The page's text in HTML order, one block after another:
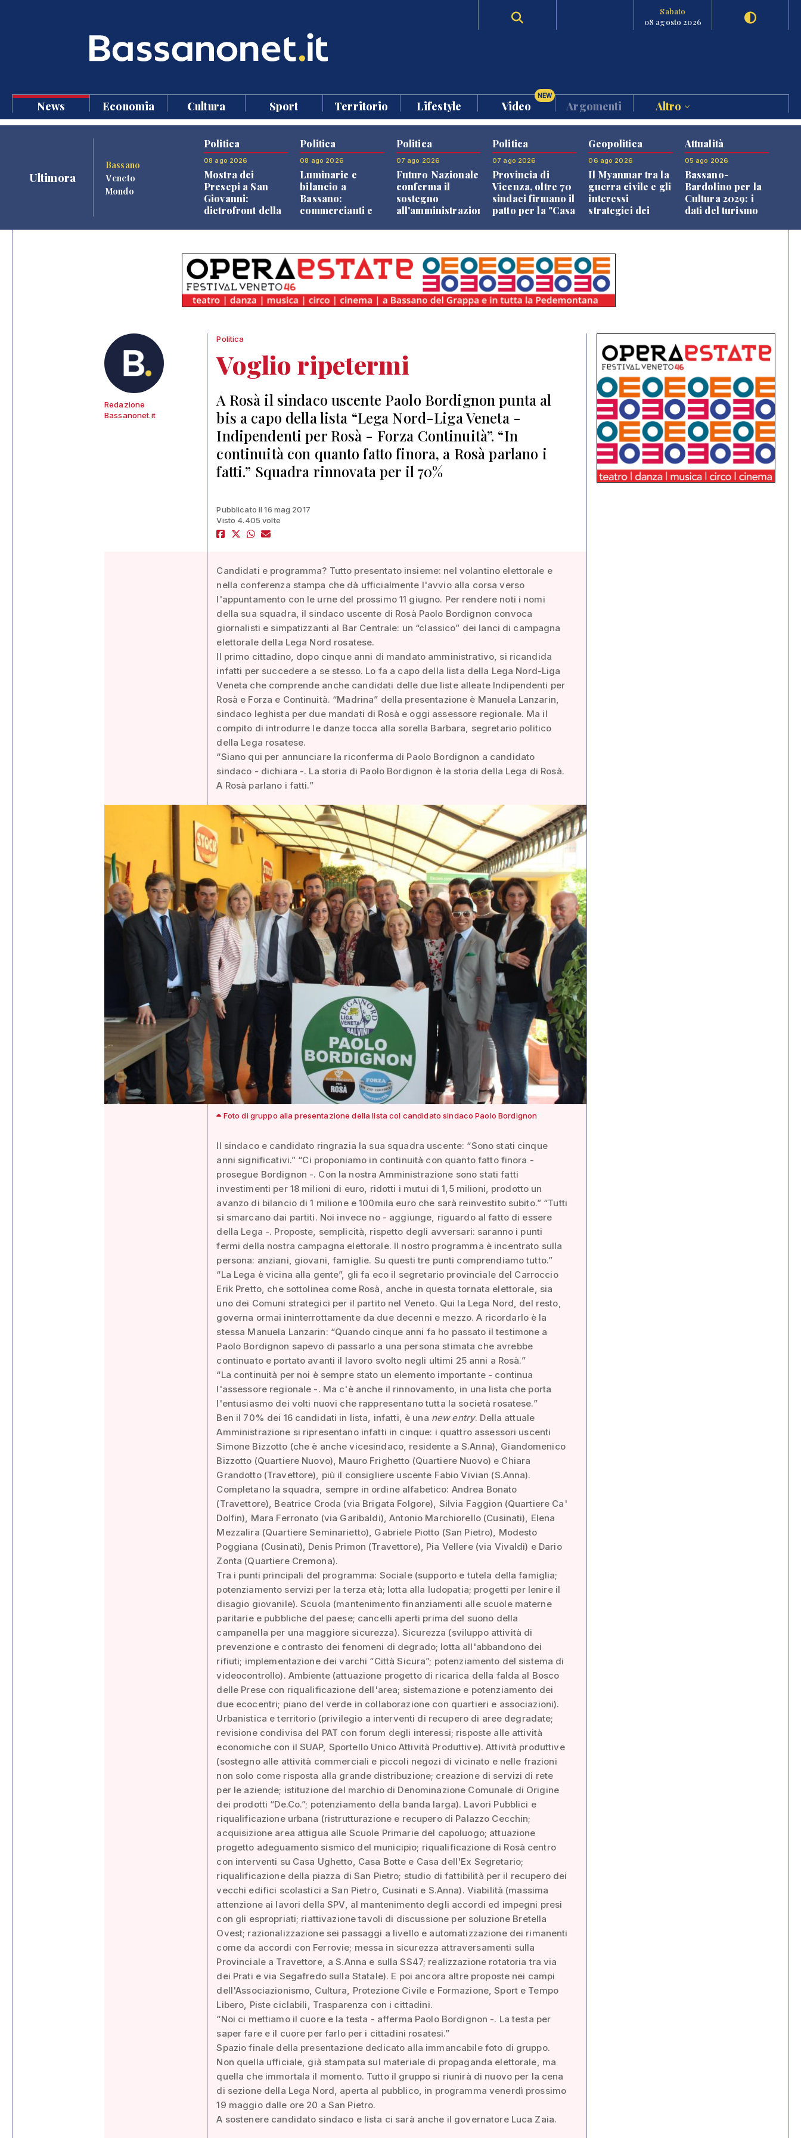
Sabato
08 agosto 2026
News Economia Cultura Sport Territorio Lifestyle Video
NEW
Argomenti Altro
Ultimora
Bassano
Veneto
Mondo
Politica
08 ago 2026
Mostra dei
Presepi a San
Giovanni:
dietrofront della
Politica
08 ago 2026
Luminarie e
bilancio a
Bassano:
commercianti e
Politica
07 ago 2026
Futuro Nazionale
conferma il
sostegno
all'amministrazione
Politica
07 ago 2026
Provincia di
Vicenza, oltre 70
sindaci firmano il
patto per la "Casa
Geopolitica
06 ago 2026
Il Myanmar tra la
guerra civile e gli
interessi
strategici dei
Attualità
05 ago 2026
Bassano-
Bardolino per la
Cultura 2029: i
dati del turismo
Redazione
Bassanonet.it
Politica
Voglio ripetermi
A Rosà il sindaco uscente Paolo Bordignon punta al
bis a capo della lista “Lega Nord-Liga Veneta -
Indipendenti per Rosà - Forza Continuità”. “In
continuità con quanto fatto finora, a Rosà parlano i
fatti.” Squadra rinnovata per il 70%
Pubblicato il 16 mag 2017
Visto 4.405 volte
Candidati e programma? Tutto presentato insieme: nel volantino elettorale e
nella conferenza stampa che dà ufficialmente l'avvio alla corsa verso
l'appuntamento con le urne del prossimo 11 giugno. Per rendere noti i nomi
della sua squadra, il sindaco uscente di Rosà Paolo Bordignon convoca
giornalisti e simpatizzanti al Bar Centrale: un “classico” dei lanci di campagna
elettorale della Lega Nord rosatese.
Il primo cittadino, dopo cinque anni di mandato amministrativo, si ricandida
infatti per succedere a se stesso. Lo fa a capo della lista della Lega Nord-Liga
Veneta che comprende anche candidati delle due liste alleate Indipendenti per
Rosà e Forza e Continuità. “Madrina” della presentazione è Manuela Lanzarin,
sindaco leghista per due mandati di Rosà e oggi assessore regionale. Ma il
compito di introdurre le danze tocca alla sorella Barbara, segretario politico
della Lega rosatese.
“Siano qui per annunciare la riconferma di Paolo Bordignon a candidato
sindaco - dichiara -. La storia di Paolo Bordignon è la storia della Lega di Rosà.
A Rosà parlano i fatti.”
Foto di gruppo alla presentazione della lista col candidato sindaco Paolo Bordignon
Il sindaco e candidato ringrazia la sua squadra uscente: “Sono stati cinque
anni significativi.” “Ci proponiamo in continuità con quanto fatto finora -
prosegue Bordignon -. Con la nostra Amministrazione sono stati fatti
investimenti per 18 milioni di euro, ridotti i mutui di 1,5 milioni, prodotto un
avanzo di bilancio di 1 milione e 100mila euro che sarà reinvestito subito.” “Tutti
si smarcano dai partiti. Noi invece no - aggiunge, riguardo al fatto di essere
della Lega -. Proposte, semplicità, rispetto degli avversari: saranno i punti
fermi della nostra campagna elettorale. Il nostro programma è incentrato sulla
persona: anziani, giovani, famiglie. Su questi tre punti comprendiamo tutto.”
“La Lega è vicina alla gente”, gli fa eco il segretario provinciale del Carroccio
Erik Pretto, che sottolinea come Rosà, anche in questa tornata elettorale, sia
uno dei Comuni strategici per il partito nel Veneto. Qui la Lega Nord, del resto,
governa ormai ininterrottamente da due decenni e mezzo. A ricordarlo è la
stessa Manuela Lanzarin: “Quando cinque anni fa ho passato il testimone a
Paolo Bordignon sapevo di passarlo a una persona stimata che avrebbe
continuato e portato avanti il lavoro svolto negli ultimi 25 anni a Rosà.”
“La continuità per noi è sempre stato un elemento importante - continua
l'assessore regionale -. Ma c'è anche il rinnovamento, in una lista che porta
l'entusiasmo dei volti nuovi che rappresentano tutta la società rosatese.”
Ben il 70% dei 16 candidati in lista, infatti, è una new entry. Della attuale
Amministrazione si ripresentano infatti in cinque: i quattro assessori uscenti
Simone Bizzotto (che è anche vicesindaco, residente a S.Anna), Giandomenico
Bizzotto (Quartiere Nuovo), Mauro Frighetto (Quartiere Nuovo) e Chiara
Grandotto (Travettore), più il consigliere uscente Fabio Vivian (S.Anna).
Completano la squadra, sempre in ordine alfabetico: Andrea Bonato
(Travettore), Beatrice Croda (via Brigata Folgore), Silvia Faggion (Quartiere Ca'
Dolfin), Mara Ferronato (via Garibaldi), Antonio Marchiorello (Cusinati), Elena
Mezzalira (Quartiere Seminarietto), Gabriele Piotto (San Pietro), Modesto
Poggiana (Cusinati), Denis Primon (Travettore), Pia Vellere (via Vivaldi) e Dario
Zonta (Quartiere Cremona).
Tra i punti principali del programma: Sociale (supporto e tutela della famiglia;
potenziamento servizi per la terza età; lotta alla ludopatia; progetti per lenire il
disagio giovanile). Scuola (mantenimento finanziamenti alle scuole materne
paritarie e pubbliche del paese; cancelli aperti prima del suono della
campanella per una maggiore sicurezza). Sicurezza (sviluppo attività di
prevenzione e contrasto dei fenomeni di degrado; lotta all'abbandono dei
rifiuti; implementazione dei varchi “Città Sicura”; potenziamento del sistema di
videocontrollo). Ambiente (attuazione progetto di ricarica della falda al Bosco
delle Prese con riqualificazione dell'area; sistemazione e potenziamento dei
due ecocentri; piano del verde in collaborazione con quartieri e associazioni).
Urbanistica e territorio (privilegio a interventi di recupero di aree degradate;
revisione condivisa del PAT con forum degli interessi; risposte alle attività
economiche con il SUAP, Sportello Unico Attività Produttive). Attività produttive
(sostegno alle attività commerciali e piccoli negozi di vicinato e nelle frazioni
non solo come risposta alla grande distribuzione; creazione di servizi di rete
per le aziende; istituzione del marchio di Denominazione Comunale di Origine
dei prodotti “De.Co.”; potenziamento della banda larga). Lavori Pubblici e
riqualificazione urbana (ristrutturazione e recupero di Palazzo Cecchin;
acquisizione area attigua alle Scuole Primarie del capoluogo; attuazione
progetto adeguamento sismico del municipio; riqualificazione di Rosà centro
con interventi su Casa Ughetto, Casa Botte e Casa dell'Ex Segretario;
riqualificazione della piazza di San Pietro; studio di fattibilità per il recupero dei
vecchi edifici scolastici a San Pietro, Cusinati e S.Anna). Viabilità (massima
attenzione ai lavori della SPV, al mantenimento degli accordi ed impegni presi
con gli espropriati; riattivazione tavoli di discussione per soluzione Bretella
Ovest; razionalizzazione sei passaggi a livello e automatizzazione dei rimanenti
come da accordi con Ferrovie; messa in sicurezza attraversamenti sulla
Provinciale a Travettore, a S.Anna e sulla SS47; realizzazione rotatoria tra via
dei Prati e via Segafredo sulla Statale). E poi ancora altre proposte nei campi
dell'Associazionismo, Cultura, Protezione Civile e Formazione, Sport e Tempo
Libero, Piste ciclabili, Trasparenza con i cittadini.
“Noi ci mettiamo il cuore e la testa - afferma Paolo Bordignon -. La testa per
saper fare e il cuore per farlo per i cittadini rosatesi.”
Spazio finale della presentazione dedicato alla immancabile foto di gruppo.
Non quella ufficiale, già stampata sul materiale di propaganda elettorale, ma
quella che immortala il momento. Tutto il gruppo si riunirà di nuovo per la cena
di sezione della Lega Nord, aperta al pubblico, in programma venerdì prossimo
19 maggio dalle ore 20 a San Pietro.
A sostenere candidato sindaco e lista ci sarà anche il governatore Luca Zaia.